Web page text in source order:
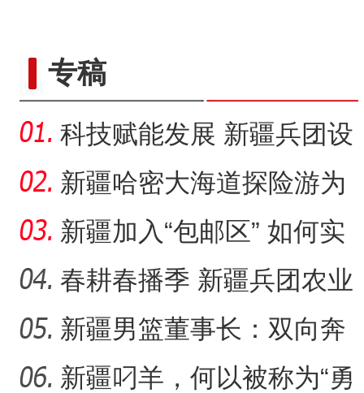
专稿
科技赋能发展 新疆兵团设
施农业显现“科技范”
新疆哈密大海道探险游为
何受青睐？
新疆加入“包邮区” 如何实
现可持续发展？
春耕春播季 新疆兵团农业
何以持续“耕”新？
新疆男篮董事长：双向奔
赴，篮球成为新疆游子独
新疆叼羊，何以被称为“勇